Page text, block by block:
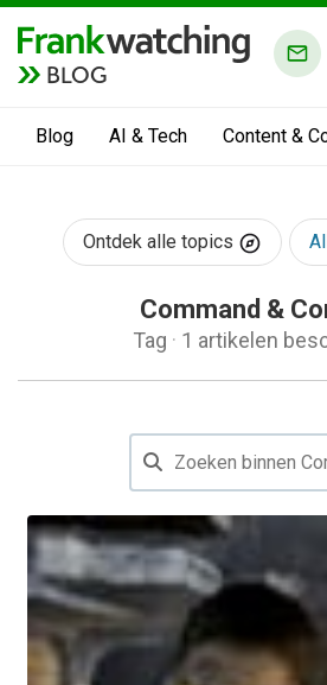
BLOG
Blog AI & Tech Content &
Ontdek alle topics
Command &
Tag · 1 artikelen